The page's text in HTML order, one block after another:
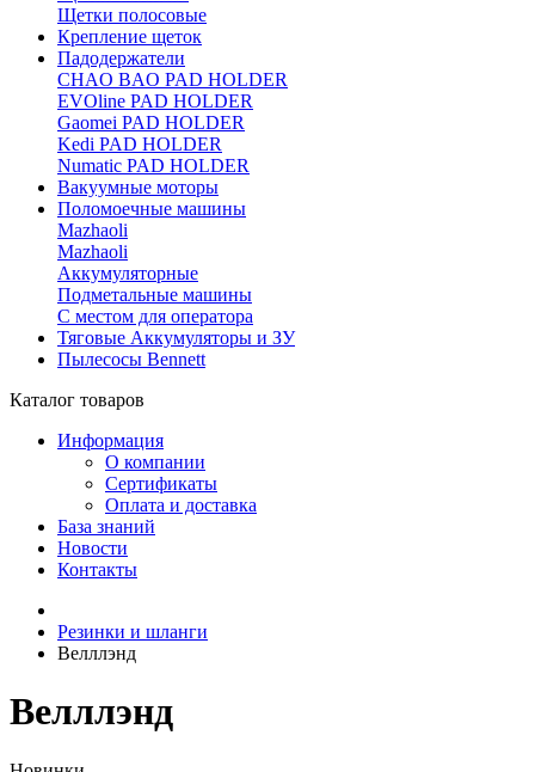
Щетки полосовые
Крепление щеток
Падодержатели
CHAO BAO PAD HOLDER
EVOline PAD HOLDER
Gaomei PAD HOLDER
Kedi PAD HOLDER
Numatic PAD HOLDER
Вакуумные моторы
Поломоечные машины
Mazhaoli
Mazhaoli
Аккумуляторные
Подметальные машины
С местом для оператора
Тяговые Аккумуляторы и ЗУ
Пылесосы Bennett
Каталог товаров
Информация
О компании
Сертификаты
Оплата и доставка
База знаний
Новости
Контакты
Резинки и шланги
Велллэнд
Велллэнд